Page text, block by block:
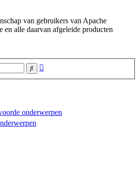
van gebruikers van Apache
alle daarvan afgeleide producten
Zoek
onderwerpen